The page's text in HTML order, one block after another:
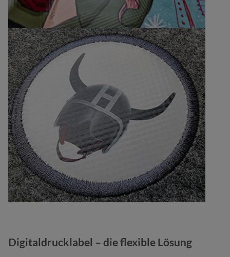
Digitaldrucklabel – die flexible Lösung